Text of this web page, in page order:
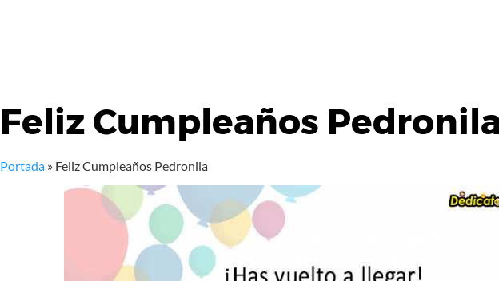
Feliz Cumpleaños
Portada » Feliz Cumpleaños Pedronila